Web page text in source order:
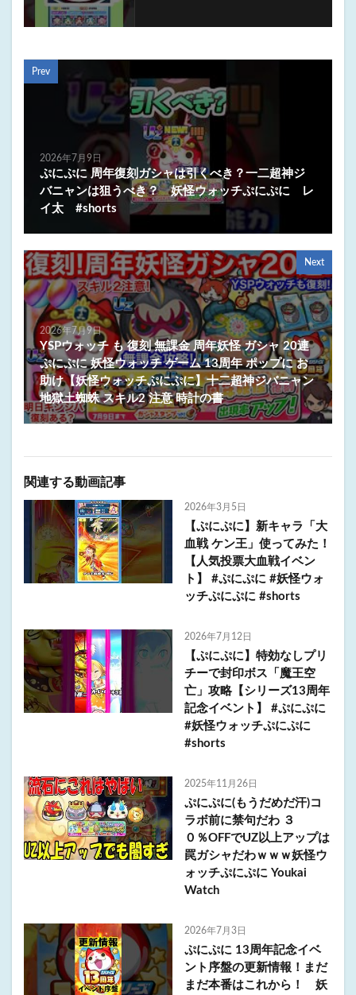
Prev
2026年7月9日
ぷにぷに 周年復刻ガシャは引くべき？一二超神ジ
バニャンは狙うべき？ 妖怪ウォッチぷにぷに レ
イ太 #shorts
Next
2026年7月9日
YSPウォッチ も 復刻 無課金 周年妖怪 ガシャ 20連
ぷにぷに 妖怪ウォッチ ゲーム 13周年 ポップに お
助け【妖怪ウォッチぷにぷに】十二超神ジバニャン
地獄土蜘蛛 スキル2 注意 時計の書
関連する動画記事
2026年3月5日
【ぷにぷに】新キャラ「大
血戦 ケン王」使ってみた！
【人気投票大血戦イベン
ト】 #ぷにぷに #妖怪ウォ
ッチぷにぷに #shorts
2026年7月12日
【ぷにぷに】特効なしプリ
チーで封印ボス「魔王空
亡」攻略【シリーズ13周年
記念イベント】 #ぷにぷに
#妖怪ウォッチぷにぷに
#shorts
2025年11月26日
ぷにぷに(もうだめだ汗)コ
ラボ前に禁句だわ ３
０％OFFでUZ以上アップは
罠ガシャだわｗｗｗ妖怪ウ
ォッチぷにぷに Youkai
Watch
2026年7月3日
ぷにぷに 13周年記念イベ
ント序盤の更新情報！まだ
まだ本番はこれから！ 妖